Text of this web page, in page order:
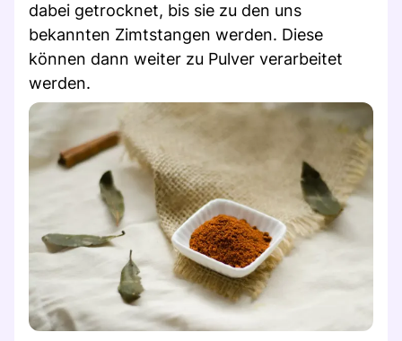
dabei getrocknet, bis sie zu den uns
bekannten Zimtstangen werden. Diese
können dann weiter zu Pulver verarbeitet
werden.